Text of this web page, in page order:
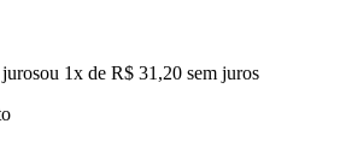
ou 1x de R$ 31,20 sem juros